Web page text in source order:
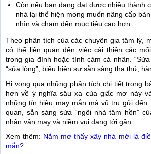
Còn nếu bạn đang đạt được nhiều thành
nhà lại thể hiện mong muốn nâng cấp
nhìn và chạm đến mục tiêu cao hơn.
Theo phân tích của các chuyên gia tâm lý,
có thể liên quan đến việc cải thiện các
trong gia đình hoặc tình cảm cá nhân.
“sửa lòng”, biểu hiện sự sẵn sàng tha thứ,
Hi vọng qua những phân tích chi tiết trong
hơn về ý nghĩa sâu xa của giấc mơ này
những tín hiệu may mắn mà vũ trụ gửi
quan, sẵn sàng sửa “ngôi nhà tâm hồn”
nhận vận may và niềm vui đang tới gần.
Xem thêm: Nằm mơ thấy xây nhà mới là
mắn?